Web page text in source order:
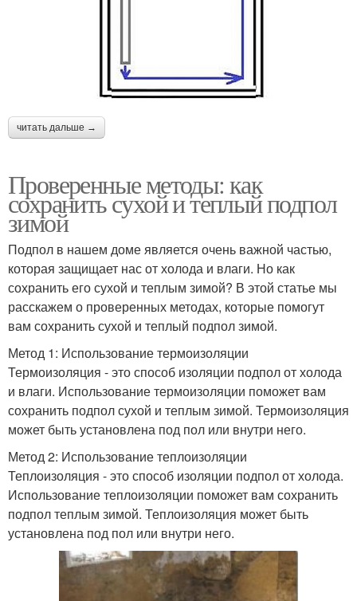
читать дальше →
Проверенные методы: как
сохранить сухой и теплый подпол
зимой
Подпол в нашем доме является очень важной частью,
которая защищает нас от холода и влаги. Но как
сохранить его сухой и теплым зимой? В этой статье мы
расскажем о проверенных методах, которые помогут
вам сохранить сухой и теплый подпол зимой.
Метод 1: Использование термоизоляции
Термоизоляция - это способ изоляции подпол от холода
и влаги. Использование термоизоляции поможет вам
сохранить подпол сухой и теплым зимой. Термоизоляция
может быть установлена под пол или внутри него.
Метод 2: Использование теплоизоляции
Теплоизоляция - это способ изоляции подпол от холода.
Использование теплоизоляции поможет вам сохранить
подпол теплым зимой. Теплоизоляция может быть
установлена под пол или внутри него.